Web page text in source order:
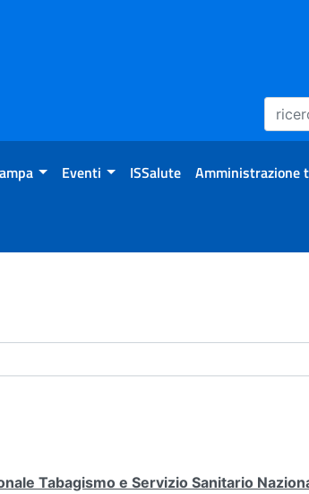
Eventi ISSalute Amministrazione
Tabagismo e Servizio Sanitario